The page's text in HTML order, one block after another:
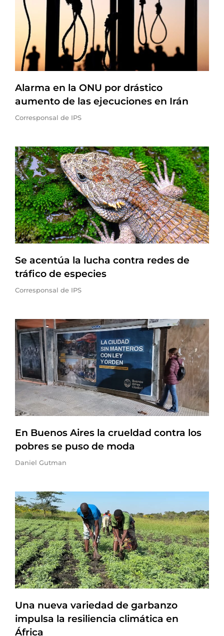
Alarma en la ONU por drástico
aumento de las ejecuciones en Irán
Corresponsal de IPS
Se acentúa la lucha contra redes de
tráfico de especies
Corresponsal de IPS
En Buenos Aires la crueldad contra los
pobres se puso de moda
Daniel Gutman
Una nueva variedad de garbanzo
impulsa la resiliencia climática en
África